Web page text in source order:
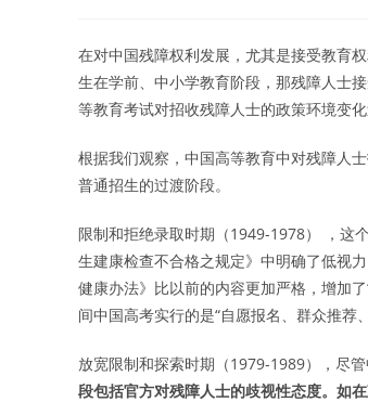
在对中国残障权利发展，尤其是接受教育
生在学前、中小学教育阶段，那残障人士
等教育考试对招收残障人士的政策环境变化
根据我们观察，中国高等教育中对残障人
普通招生的过渡阶段。
限制和拒绝录取时期（1949-1978） ，这
生建康检查不合格之规定》中明确了低视
健康办法》比以前的内容更加严格，增加
间中国高考实行的是“自愿报名、群众推荐
放宽限制和探索时期（1979-1989），尽
段包括官方对残障人士的歧视性态度。如